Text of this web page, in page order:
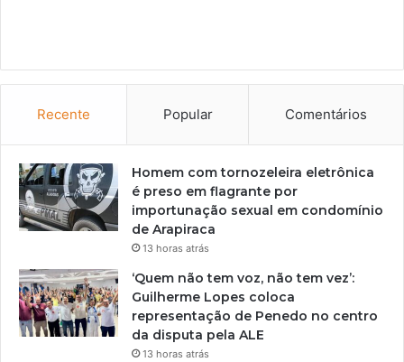
Recente Popular Comentários
Homem com tornozeleira eletrônica
é preso em flagrante por
importunação sexual em condomínio
de Arapiraca
13 horas atrás
‘Quem não tem voz, não tem vez’:
Guilherme Lopes coloca
representação de Penedo no centro
da disputa pela ALE
13 horas atrás